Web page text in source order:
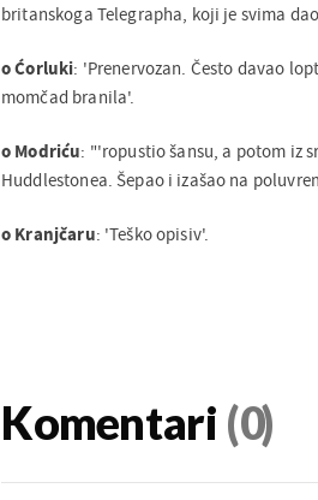
britanskoga Telegrapha, koji je svima
o Ćorluki: 'Prenervozan. Često davao
momčad branila'.
o Modriću: "'ropustio šansu, a potom iz
Huddlestonea. Šepao i izašao na
o Kranjčaru: 'Teško opisiv'.
Komentari (0)